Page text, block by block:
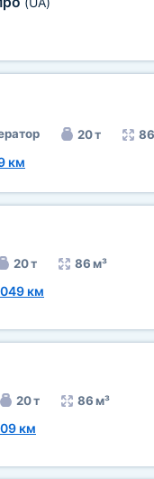
20 т
км
20 т 86 м³
км
20 т 86 м³
км